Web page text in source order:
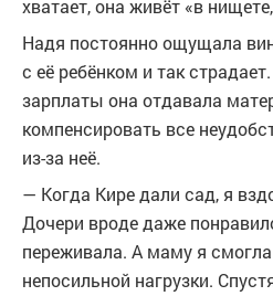
хватает, она живёт «в
Надя постоянно ощущала
с её ребёнком и так
зарплаты она отдавала
компенсировать все
из-за неё.
— Когда Кире дали сад, я
Дочери вроде даже
переживала. А маму я
непосильной нагрузки.